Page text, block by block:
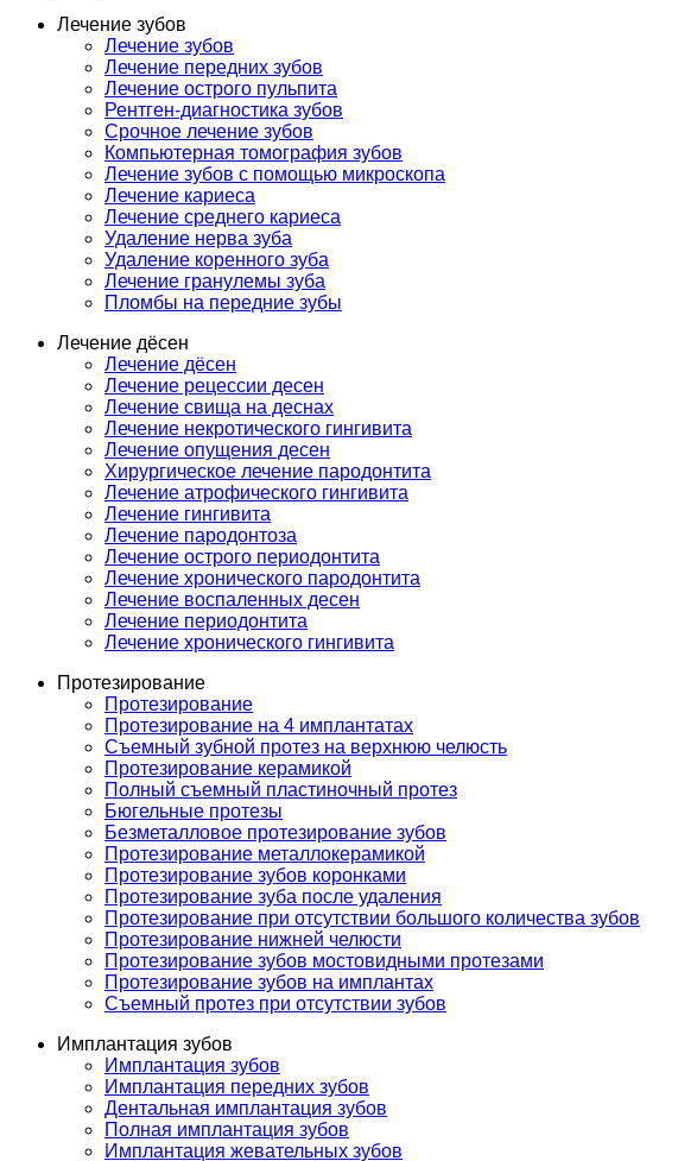
Лечение зубов
Лечение зубов
Лечение передних зубов
Лечение острого пульпита
Рентген-диагностика зубов
Срочное лечение зубов
Компьютерная томография зубов
Лечение зубов с помощью микроскопа
Лечение кариеса
Лечение среднего кариеса
Удаление нерва зуба
Удаление коренного зуба
Лечение гранулемы зуба
Пломбы на передние зубы
Лечение дёсен
Лечение дёсен
Лечение рецессии десен
Лечение свища на деснах
Лечение некротического гингивита
Лечение опущения десен
Хирургическое лечение пародонтита
Лечение атрофического гингивита
Лечение гингивита
Лечение пародонтоза
Лечение острого периодонтита
Лечение хронического пародонтита
Лечение воспаленных десен
Лечение периодонтита
Лечение хронического гингивита
Протезирование
Протезирование
Протезирование на 4 имплантатах
Съемный зубной протез на верхнюю челюсть
Протезирование керамикой
Полный съемный пластиночный протез
Бюгельные протезы
Безметалловое протезирование зубов
Протезирование металлокерамикой
Протезирование зубов коронками
Протезирование зуба после удаления
Протезирование при отсутствии большого количества зубов
Протезирование нижней челюсти
Протезирование зубов мостовидными протезами
Протезирование зубов на имплантах
Съемный протез при отсутствии зубов
Имплантация зубов
Имплантация зубов
Имплантация передних зубов
Дентальная имплантация зубов
Полная имплантация зубов
Имплантация жевательных зубов